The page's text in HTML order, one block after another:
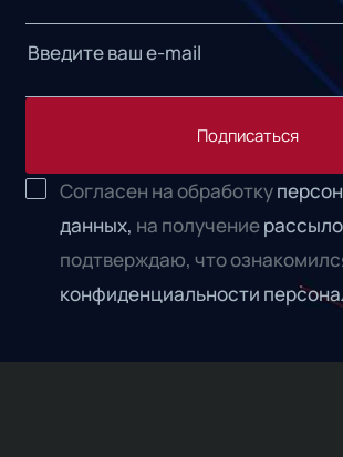
Подписаться
Согласен на обработку
данных, на получение
подтверждаю, что
конфиденциальности